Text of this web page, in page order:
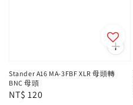
Stander A16 MA-3FBF XLR 母頭轉
BNC 母頭
Regular
NT$ 120